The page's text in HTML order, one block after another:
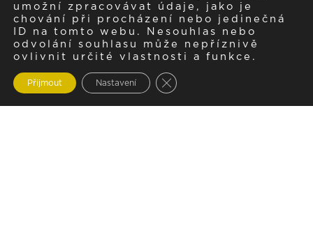
umožní zpracovávat údaje, jako je
chování při procházení nebo jedinečná
ID na tomto webu. Nesouhlas nebo
odvolání souhlasu může nepříznivě
ovlivnit určité vlastnosti a funkce.
Přijmout Nastavení Zavřít cookie lištu GDPR